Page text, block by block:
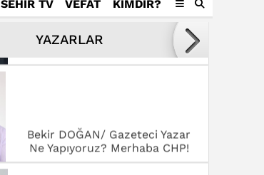
SEHİR TV VEFAT KIMDIR?
YAZARLAR
Avukat Mustafa Tamer
Kötülükler ve kötüler karşısında
yenilmek,
Bekir DOĞAN/ Gazeteci Yazar
Ne Yapıyoruz? Merhaba CHP!